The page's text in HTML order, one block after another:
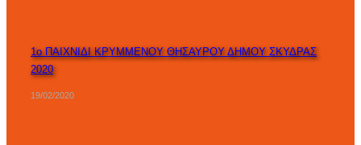
1ο ΠΑΙΧΝΙΔΙ ΚΡΥΜΜΕΝΟΥ ΘΗΣΑΥΡΟΥ ΔΗΜΟΥ ΣΚΥΔΡΑΣ
2020
19/02/2020